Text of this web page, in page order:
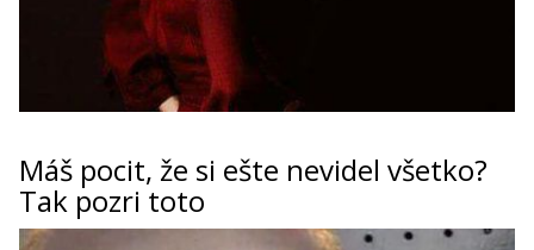
Máš pocit, že si ešte nevidel všetko?
Tak pozri toto